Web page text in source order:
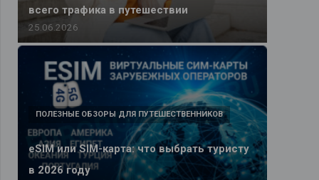
всего трафика в путешествии
25.06.2026
eSIM или SIM-карта: что выбрать туристу
в 2026 году
ПОЛЕЗНЫЕ ОБЗОРЫ ДЛЯ ПУТЕШЕСТВЕННИКОВ